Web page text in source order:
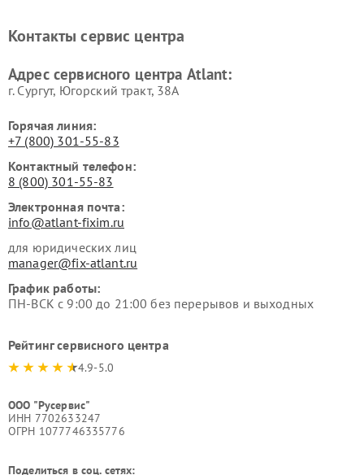
Контакты сервис центра
Адрес сервисного центра Atlant:
г. Сургут, Югорский тракт, 38А
Горячая линия:
+7 (800) 301-55-83
Контактный телефон:
8 (800) 301-55-83
Электронная почта:
info@atlant-fixim.ru
для юридических лиц
manager@fix-atlant.ru
График работы:
ПН-ВСК с 9:00 до 21:00 без перерывов и выходных
Рейтинг сервисного центра
4.9-5.0
ООО "Русервис"
ИНН 7702633247
ОГРН 1077746335776
Поделиться в соц. сетях: